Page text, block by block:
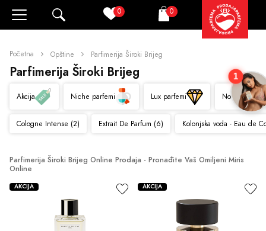
0 Korpa
0
Početna Opštine Parfimerija Široki Brijeg
Parfimerija Široki Brijeg
Akcija Niche parfemi Lux parfemi Novo
Cologne Intense (2) Extrait De Parfum (6) Kolonjska voda - Eau de
Parfimerija Široki Brijeg Online Prodaja - Pronađite Vaš Omiljeni Miris
Online
AKCIJA AKCIJA
1